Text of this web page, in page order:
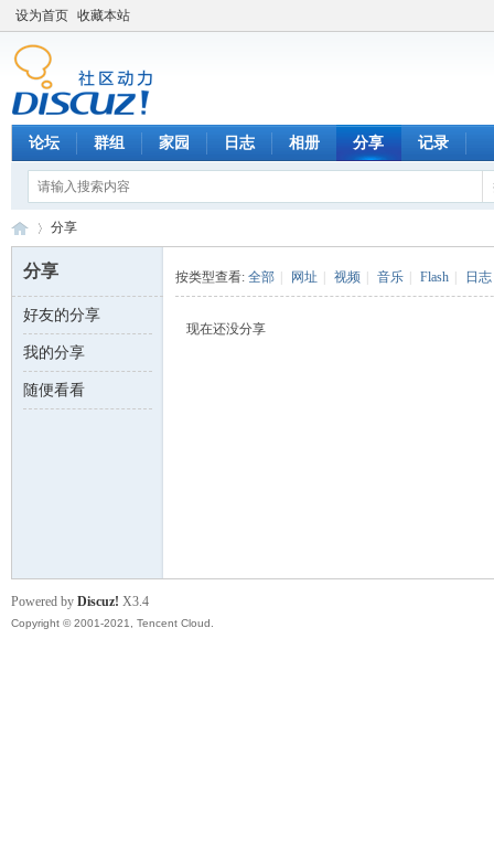
设为首页 收藏本站
论坛 群组 家园 日志 相册 分享 记录
数 ›
分享
分享
好友的分享
我的分享
随便看看
按类型查看: 全部 网址 视频 音乐 Flash 日志
现在还没分享
Powered by Discuz! X3.4
Copyright © 2001-2021, Tencent Cloud.